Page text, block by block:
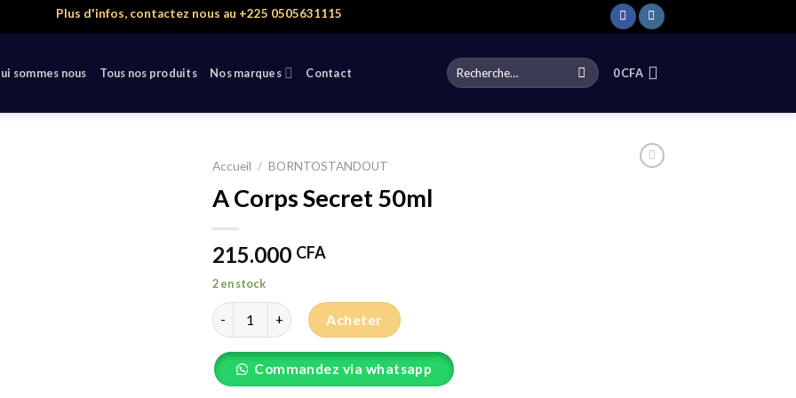
Plus d'infos, contactez nous au +225 0505631115
sommes nous Tous nos produits Nos marques Contact
Recherche
pour :
0CFA
Accueil / BORNTOSTANDOUT
A Corps Secret 50ml
215.000 CFA
2 en stock
quantité de A Corps Secret 50ml
Acheter
Commandez via whatsapp